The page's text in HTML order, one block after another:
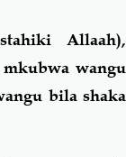
Allaah),
wangu
bila shaka